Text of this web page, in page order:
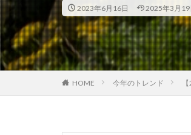
2023年6月16日 2025年3月19
HOME 今年のトレンド